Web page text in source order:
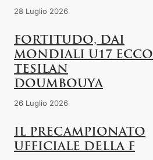
28 Luglio 2026
FORTITUDO, DAI
MONDIALI U17 ECCO
TESILAN
DOUMBOUYA
26 Luglio 2026
IL PRECAMPIONATO
UFFICIALE DELLA F